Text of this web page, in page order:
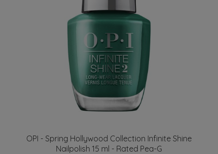
OPI - Spring Hollywood Collection Infinite Shine
Nailpolish 15 ml - Rated Pea-G